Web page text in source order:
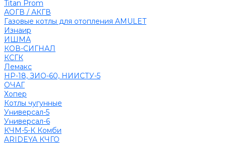
Titan Prom
АОГВ / АКГВ
Газовые котлы для отопления AMULET
Изнаир
ИШМА
КОВ-СИГНАЛ
КСГК
Лемакс
НР-18, ЗИО-60, НИИСТУ-5
ОЧАГ
Хопер
Котлы чугунные
Универсал-5
Универсал-6
КЧМ-5-К Комби
ARIDEYA КЧГО